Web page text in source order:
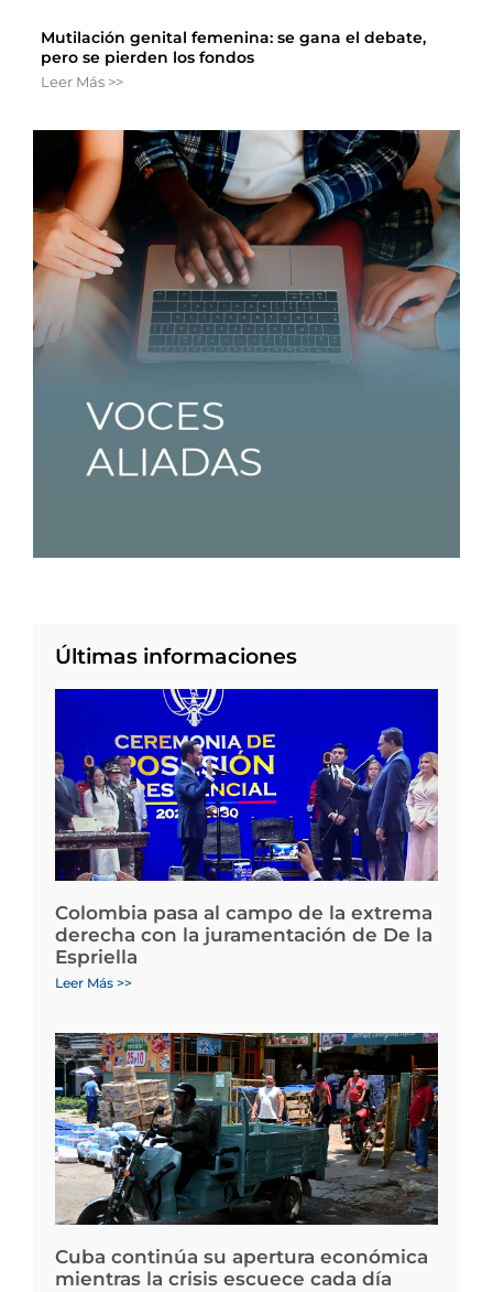
Mutilación genital femenina: se gana el debate,
pero se pierden los fondos
Leer Más >>
Últimas informaciones
Colombia pasa al campo de la extrema
derecha con la juramentación de De la
Espriella
Leer Más >>
Cuba continúa su apertura económica
mientras la crisis escuece cada día